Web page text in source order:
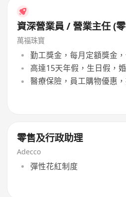
資深營業員 / 營業主任 (
萬福珠寶
勤工獎金，每月定額獎金
高達15天年假，生日假，
醫療保險，員工購物優惠
零售及行政助理
Adecco
彈性花紅制度